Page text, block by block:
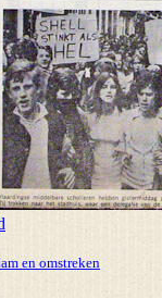
en omstreken